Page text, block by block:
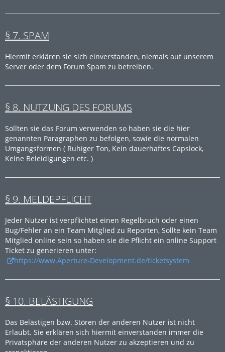
§ 7. SPAM
Hiermit erklären sie sich einverstanden, niemals auf unserem
Server oder dem Forum Spam zu betreiben.
§ 8. NUTZUNG DES FORUMS
Sollten sie das Forum verwenden so haben sie die hier
genannten Paragraphen zu befolgen, sowie die normalen
Umgangsformen ( Ruhiger Ton, Kein dauerhaftes Capslock,
Keine Beleidigungen etc. )
§ 9. MELDEPFLICHT
Jeder Nutzer ist verpflichtet einen Regelbruch oder einen
Bug/Fehler an ein Team Mitglied zu Reporten, Sollte kein Team
Mitglied online sein so haben sie die Pflicht ein online Support
Ticket zu generieren unter:
https://www.Aperture-Development.de/ticketsystem
§ 10. BELÄSTIGUNG
Das Belästigen bzw. Stören der anderen Nutzer ist nicht
Erlaubt. Sie erklären sich hiermit einverstanden immer die
Privatsphäre der anderen Nutzer zu akzeptieren und zu